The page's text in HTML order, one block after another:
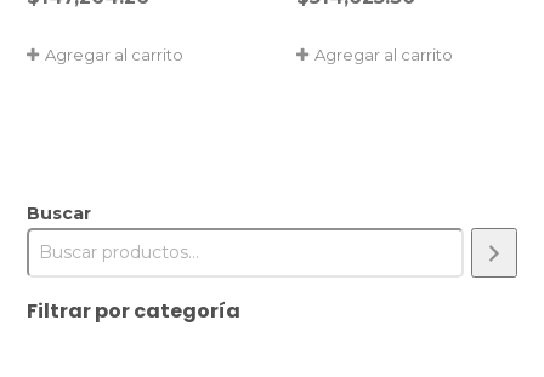
Agregar al carrito Agregar al carrito
Buscar
Filtrar por categoría